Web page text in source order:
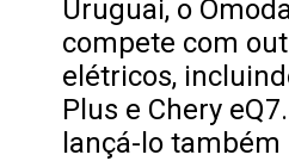
Uruguai, o
compete com
elétricos,
Plus e Chery
lançá-lo também